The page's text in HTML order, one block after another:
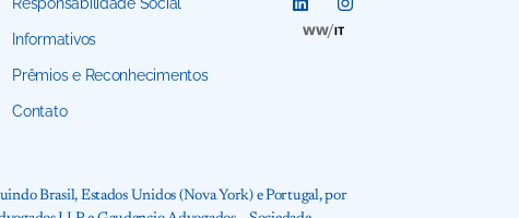
Informativos
Prêmios e Reconhecimentos
Contato
Brasil, Estados Unidos (Nova York) e Portugal, por